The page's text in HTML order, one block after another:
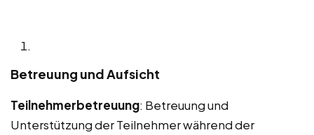
Betreuung und Aufsicht
Teilnehmerbetreuung: Betreuung und
Unterstützung der Teilnehmer während der